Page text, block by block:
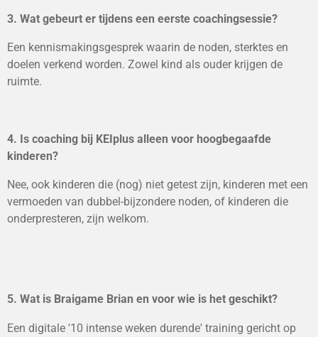
3. Wat gebeurt er tijdens een eerste coachingsessie?
Een kennismakingsgesprek waarin de noden, sterktes en
doelen verkend worden. Zowel kind als ouder krijgen de
ruimte.
4. Is coaching bij KEIplus alleen voor hoogbegaafde
kinderen?
Nee, ook kinderen die (nog) niet getest zijn, kinderen met een
vermoeden van dubbel-bijzondere noden, of kinderen die
onderpresteren, zijn welkom.
5. Wat is Braigame Brian en voor wie is het geschikt?
Een digitale '10 intense weken durende' training gericht op